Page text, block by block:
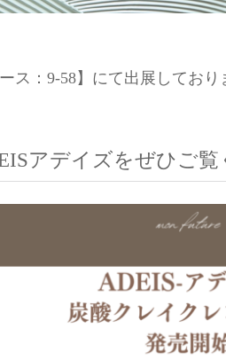
ース：9-58】にて出展しており
アデイズをぜひご覧